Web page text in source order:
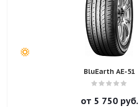
BluEarth AE-51
от 5 750руб.